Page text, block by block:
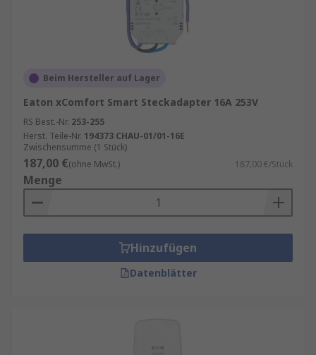
Beim Hersteller auf Lager
Eaton xComfort Smart Steckadapter 16A 253V
RS Best.-Nr. 253-255
Herst. Teile-Nr. 194373 CHAU-01/01-16E
Zwischensumme (1 Stück)
187,00 €(ohne MwSt.) 187,00 €/Stück
Menge
Hinzufügen
Datenblätter